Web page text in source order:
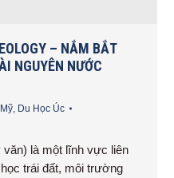
– NẮM BẮT
NGUYÊN NƯỚC
Du Học Úc
là một lĩnh vực liên
trái đất, môi trường